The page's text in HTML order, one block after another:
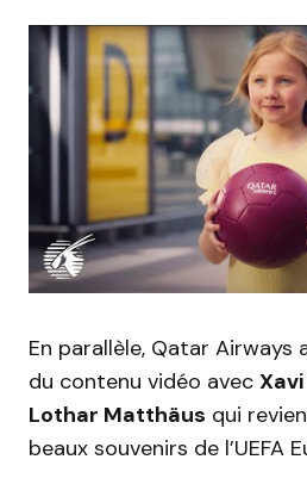
En parallèle, Qatar Airways
du contenu vidéo avec
Lothar Matthäus qui
beaux souvenirs de l’UEFA